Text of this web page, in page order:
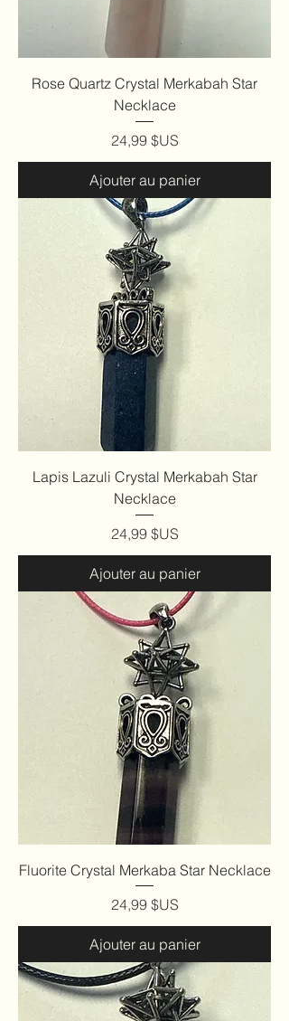
Rose Quartz Crystal Merkabah Star
Necklace
Prix
24,99 $US
Ajouter au panier
Lapis Lazuli Crystal Merkabah Star
Necklace
Prix
24,99 $US
Ajouter au panier
Fluorite Crystal Merkaba Star Necklace
Prix
24,99 $US
Ajouter au panier